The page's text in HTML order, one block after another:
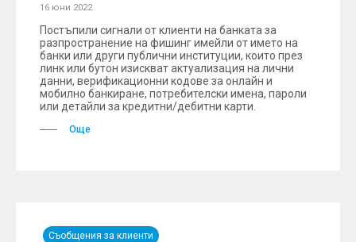
16 юни 2022
Постъпили сигнали от клиенти на банката за
разпространение на фишинг имейли от името на
банки или други публични институции, които през
линк или бутон изискват актуализация на лични
данни, верификационни кодове за онлайн и
мобилно банкиране, потребителски имена, пароли
или детайли за кредитни/дебитни карти.
Още
Съобщения за клиенти